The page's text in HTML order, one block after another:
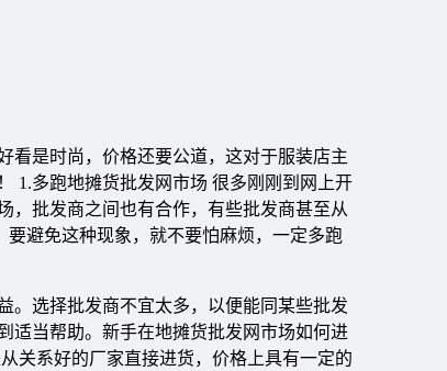
看是时尚，价格还要公道，这对于服装店主
1.多跑地摊货批发网市场 很多刚刚到网上开
，批发商之间也有合作，有些批发商甚至从
避免这种现象，就不要怕麻烦，一定多跑
。选择批发商不宜太多，以便能同某些批发
适当帮助。新手在地摊货批发网市场如何进
关系好的厂家直接进货，价格上具有一定的